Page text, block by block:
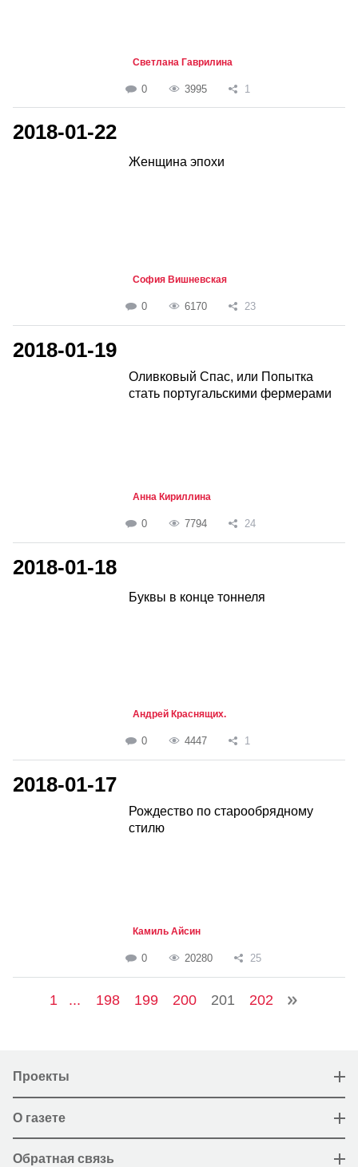
Светлана Гаврилина
0 3995 1
2018-01-22
Женщина эпохи
София Вишневская
0 6170 23
2018-01-19
Оливковый Спас, или Попытка
стать португальскими фермерами
Анна Кириллина
0 7794 24
2018-01-18
Буквы в конце тоннеля
Андрей Краснящих.
0 4447 1
2018-01-17
Рождество по старообрядному
стилю
Камиль Айсин
0 20280 25
1 ... 198 199 200 201 202
Проекты
О газете
Обратная связь